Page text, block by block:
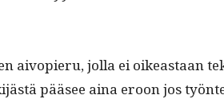
aivopieru, jol­la ei oikeas­t­aan
pääsee aina eroon jos